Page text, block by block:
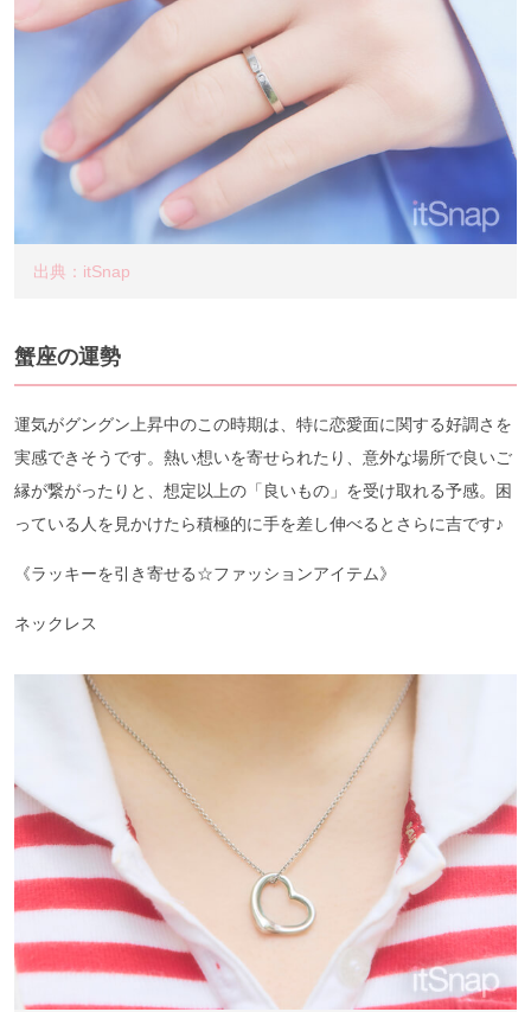
出典：itSnap
蟹座の運勢
運気がグングン上昇中のこの時期は、特に恋愛面に関する好調さを
実感できそうです。熱い想いを寄せられたり、意外な場所で良いご
縁が繋がったりと、想定以上の「良いもの」を受け取れる予感。困
っている人を見かけたら積極的に手を差し伸べるとさらに吉です♪
《ラッキーを引き寄せる☆ファッションアイテム》
ネックレス